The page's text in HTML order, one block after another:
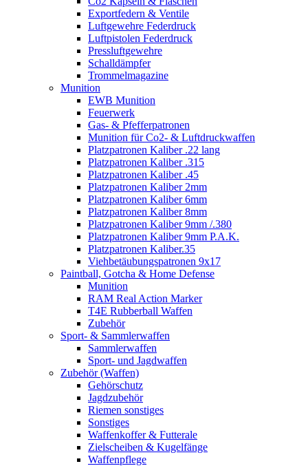
Exportfedern & Ventile
Luftgewehre Federdruck
Luftpistolen Federdruck
Pressluftgewehre
Schalldämpfer
Trommelmagazine
Munition
EWB Munition
Feuerwerk
Gas- & Pfefferpatronen
Munition für Co2- & Luftdruckwaffen
Platzpatronen Kaliber .22 lang
Platzpatronen Kaliber .315
Platzpatronen Kaliber .45
Platzpatronen Kaliber 2mm
Platzpatronen Kaliber 6mm
Platzpatronen Kaliber 8mm
Platzpatronen Kaliber 9mm /.380
Platzpatronen Kaliber 9mm P.A.K.
Platzpatronen Kaliber.35
Viehbetäubungspatronen 9x17
Paintball, Gotcha & Home Defense
Munition
RAM Real Action Marker
T4E Rubberball Waffen
Zubehör
Sport- & Sammlerwaffen
Sammlerwaffen
Sport- und Jagdwaffen
Zubehör (Waffen)
Gehörschutz
Jagdzubehör
Riemen sonstiges
Sonstiges
Waffenkoffer & Futterale
Zielscheiben & Kugelfänge
Waffenpflege